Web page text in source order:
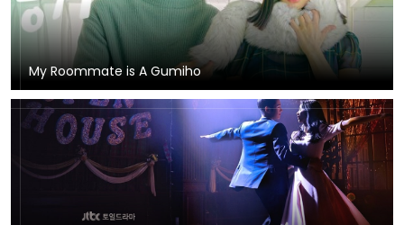
My Roommate is A Gumiho